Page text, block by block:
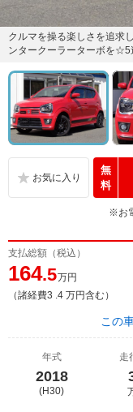
クルマを操る楽しさを追求
ンタークーラーターボを
無
料
※お
支払総額（税込）
164.5万円
（諸経費3 .4 万円含む）
この
年式
2018
(H30)
走